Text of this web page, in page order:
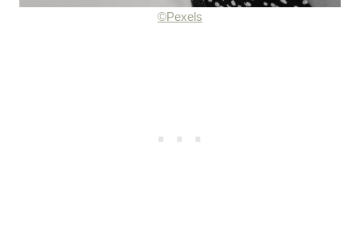
©Pexels